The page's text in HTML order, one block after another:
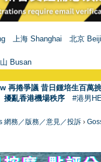
上海 Shanghai
北京
Busan
再捲爭議 昔日鍾培生百萬
擾亂香港機場秩序 #港男
網務／版務／意見／投訴 ›